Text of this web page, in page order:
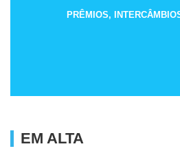
PRÊMIOS,
EM ALTA